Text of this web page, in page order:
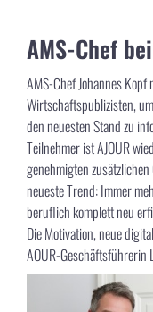
AMS-Chef
AMS-Chef Johannes
Wirtschaftspublizisten,
den neuesten Stand zu
Teilnehmer ist AJOUR
genehmigten
neueste Trend: Immer
beruflich komplett neu
Die Motivation, neue
AOUR-Geschäftsführerin